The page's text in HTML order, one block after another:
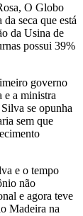
O Globo
seca que está
da Usina de
possui 39%
governo
e a ministra
se opunha
sem que
e o tempo
não
e agora teve
Madeira na